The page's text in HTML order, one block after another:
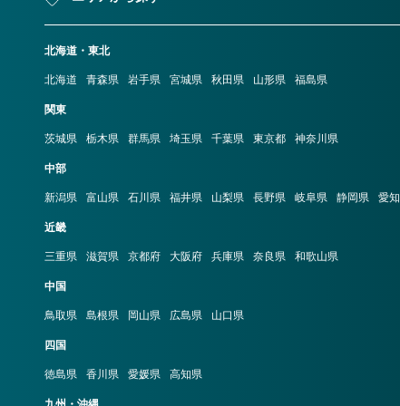
北海道・東北
北海道 青森県 岩手県 宮城県 秋田県 山形県 福島県
関東
茨城県 栃木県 群馬県 埼玉県 千葉県 東京都 神奈川県
中部
新潟県 富山県 石川県 福井県 山梨県 長野県 岐阜県 静岡県 愛
近畿
三重県 滋賀県 京都府 大阪府 兵庫県 奈良県 和歌山県
中国
鳥取県 島根県 岡山県 広島県 山口県
四国
徳島県 香川県 愛媛県 高知県